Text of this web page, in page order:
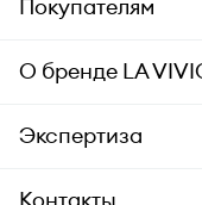
Уход за
Аксессуары
Покупателям
Заказ и оплата
Гарантия
Комплект
О бренде LA
О компании
Экспертиза
Академия LA VIVION
Контакты